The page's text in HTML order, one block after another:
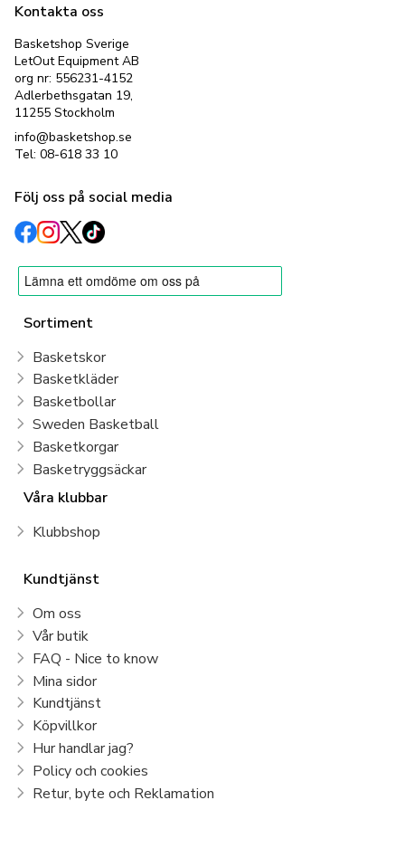
Kontakta oss
Basketshop Sverige
LetOut Equipment AB
org nr: 556231-4152
Adlerbethsgatan 19,
11255 Stockholm
info@basketshop.se
Tel: 08-618 33 10
Följ oss på social media
Sortiment
Basketskor
Basketkläder
Basketbollar
Sweden Basketball
Basketkorgar
Basketryggsäckar
Våra klubbar
Klubbshop
Kundtjänst
Om oss
Vår butik
FAQ - Nice to know
Mina sidor
Kundtjänst
Köpvillkor
Hur handlar jag?
Policy och cookies
Retur, byte och Reklamation